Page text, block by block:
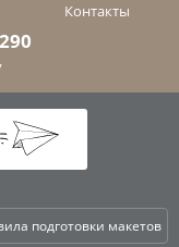
Контакты
подготовки макетов